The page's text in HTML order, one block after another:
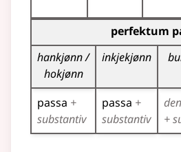
Bøyningstabell for dette
perfektum
hankjønn /
hokjønn
inkjekjønn
passa +
substantiv
passa +
substantiv
+